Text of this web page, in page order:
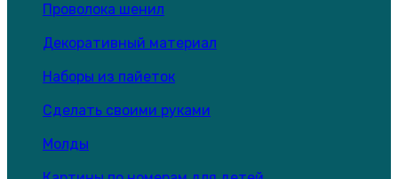
Проволока шенил
Декоративный материал
Наборы из пайеток
Сделать своими руками
Молды